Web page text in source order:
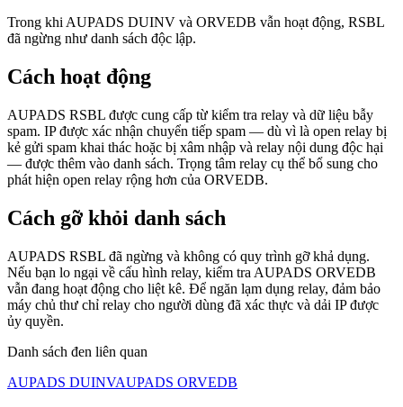
Trong khi AUPADS DUINV và ORVEDB vẫn hoạt động, RSBL
đã ngừng như danh sách độc lập.
Cách hoạt động
AUPADS RSBL được cung cấp từ kiểm tra relay và dữ liệu bẫy
spam. IP được xác nhận chuyển tiếp spam — dù vì là open relay bị
kẻ gửi spam khai thác hoặc bị xâm nhập và relay nội dung độc hại
— được thêm vào danh sách. Trọng tâm relay cụ thể bổ sung cho
phát hiện open relay rộng hơn của ORVEDB.
Cách gỡ khỏi danh sách
AUPADS RSBL đã ngừng và không có quy trình gỡ khả dụng.
Nếu bạn lo ngại về cấu hình relay, kiểm tra AUPADS ORVEDB
vẫn đang hoạt động cho liệt kê. Để ngăn lạm dụng relay, đảm bảo
máy chủ thư chỉ relay cho người dùng đã xác thực và dải IP được
ủy quyền.
Danh sách đen liên quan
AUPADS DUINVAUPADS ORVEDB